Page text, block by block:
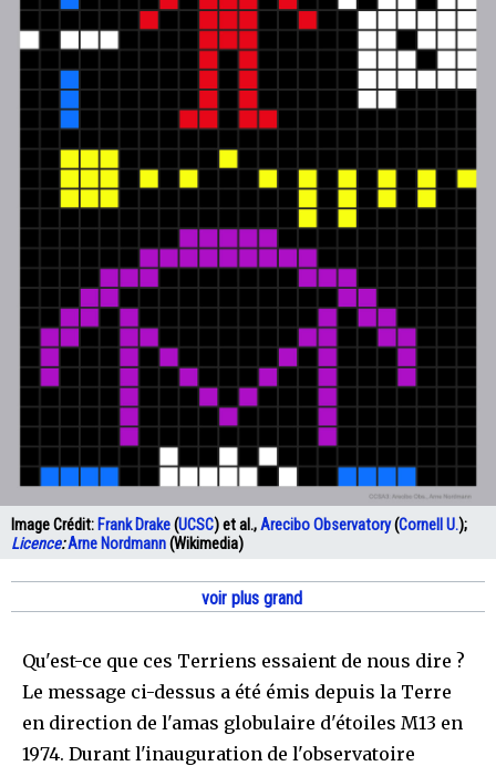
Image Crédit: Frank Drake(UCSC) et al.,Arecibo Observatory(Cornell U.);
Licence:Arne Nordmann(Wikimedia)
voir plus grand
Qu'est-ce que ces Terriens essaient de nous dire ?
Le message ci-dessus a été émis depuis la Terre
en direction de l'amas globulaire d'étoiles M13 en
1974. Durant l'inauguration de l'observatoire